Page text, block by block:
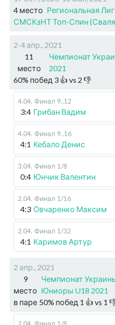
4 место Региональная
СМСКзНТ Топ-Спин
2-4 апр., 2021
11
место
Чемпионат
2021
60% побед 3 👍 vs 2 👎
4.04. Финал 9..12
3:4 Грибан Вадим
4.04. Финал 9..16
4:1 Кебало Денис
3.04. Финал 1/8
0:4 Юнчик Валентин
2.04. Финал 1/16
4:3 Овчаренко Максим
2.04. Финал 1/32
4:1 Каримов Артур
2 апр., 2021
9
место
Чемпионат
Юниоры U18 2021
в паре 50% побед 1 👍 vs 1